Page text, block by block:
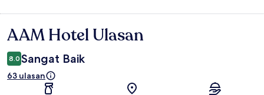
Ulasan
AAM Hotel Ulasan
8.0 Sangat Baik
63 ulasan